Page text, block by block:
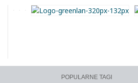
POPULARNE TAGI